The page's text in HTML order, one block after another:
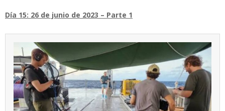
Día 15: 26 de junio de 2023 – Parte 1